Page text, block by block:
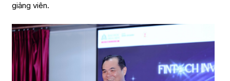
giảng viên.